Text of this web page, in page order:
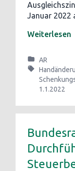
Januar 2022
Weiterlesen
AR
1.1.2022